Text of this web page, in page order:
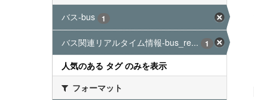
バス-bus
1
バス関連リアルタイム情報-bus_re... 1
人気のある タグ のみを表示
フォーマット